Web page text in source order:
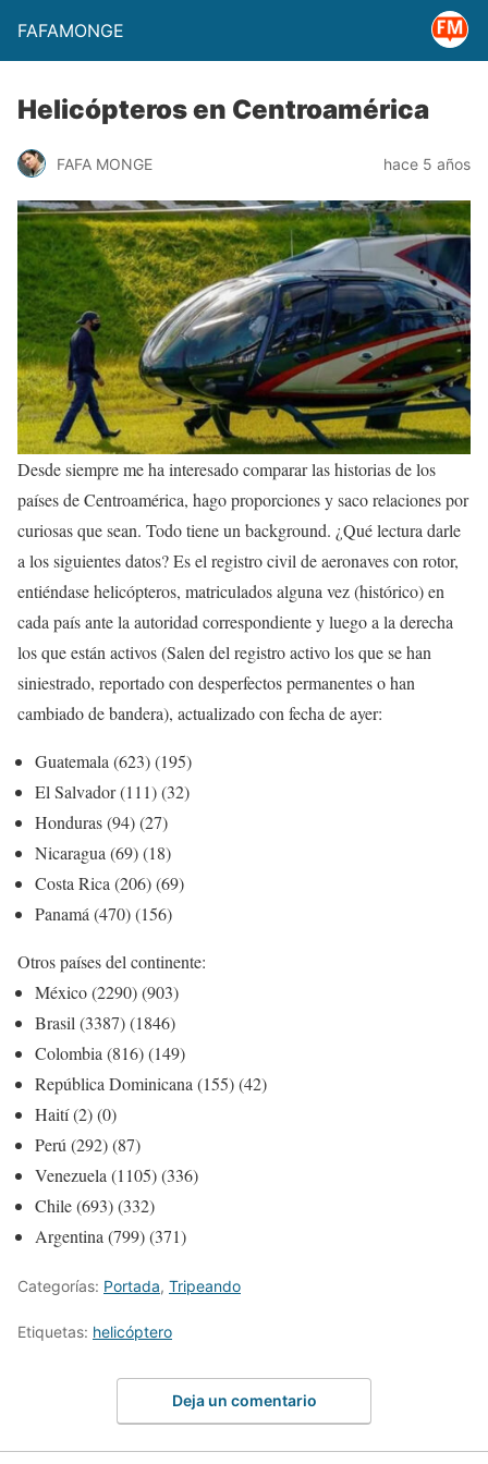
FAFAMONGE
Helicópteros en Centroamérica
FAFA MONGE hace 5 años
Desde siempre me ha interesado comparar las historias de los
países de Centroamérica, hago proporciones y saco relaciones por
curiosas que sean. Todo tiene un background. ¿Qué lectura darle
a los siguientes datos? Es el registro civil de aeronaves con rotor,
entiéndase helicópteros, matriculados alguna vez (histórico) en
cada país ante la autoridad correspondiente y luego a la derecha
los que están activos (Salen del registro activo los que se han
siniestrado, reportado con desperfectos permanentes o han
cambiado de bandera), actualizado con fecha de ayer:
Guatemala (623) (195)
El Salvador (111) (32)
Honduras (94) (27)
Nicaragua (69) (18)
Costa Rica (206) (69)
Panamá (470) (156)
Otros países del continente:
México (2290) (903)
Brasil (3387) (1846)
Colombia (816) (149)
República Dominicana (155) (42)
Haití (2) (0)
Perú (292) (87)
Venezuela (1105) (336)
Chile (693) (332)
Argentina (799) (371)
Categorías: Portada, Tripeando
Etiquetas: helicóptero
Deja un comentario